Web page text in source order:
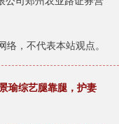
，不代表本站观点。
瑜综艺腿靠腿，护妻